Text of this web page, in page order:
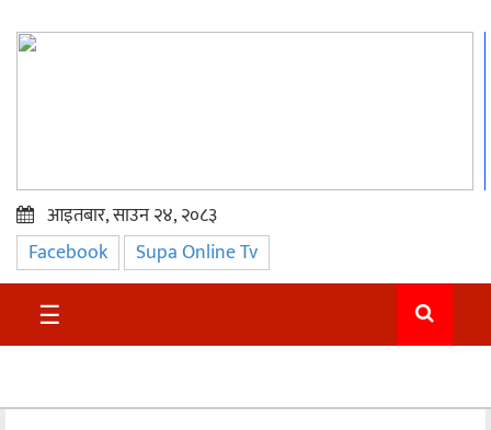
प्रमुख
समाचार
सुदुर
आइतबार, साउन २४, २०८३
Facebook Supa Online Tv
☰